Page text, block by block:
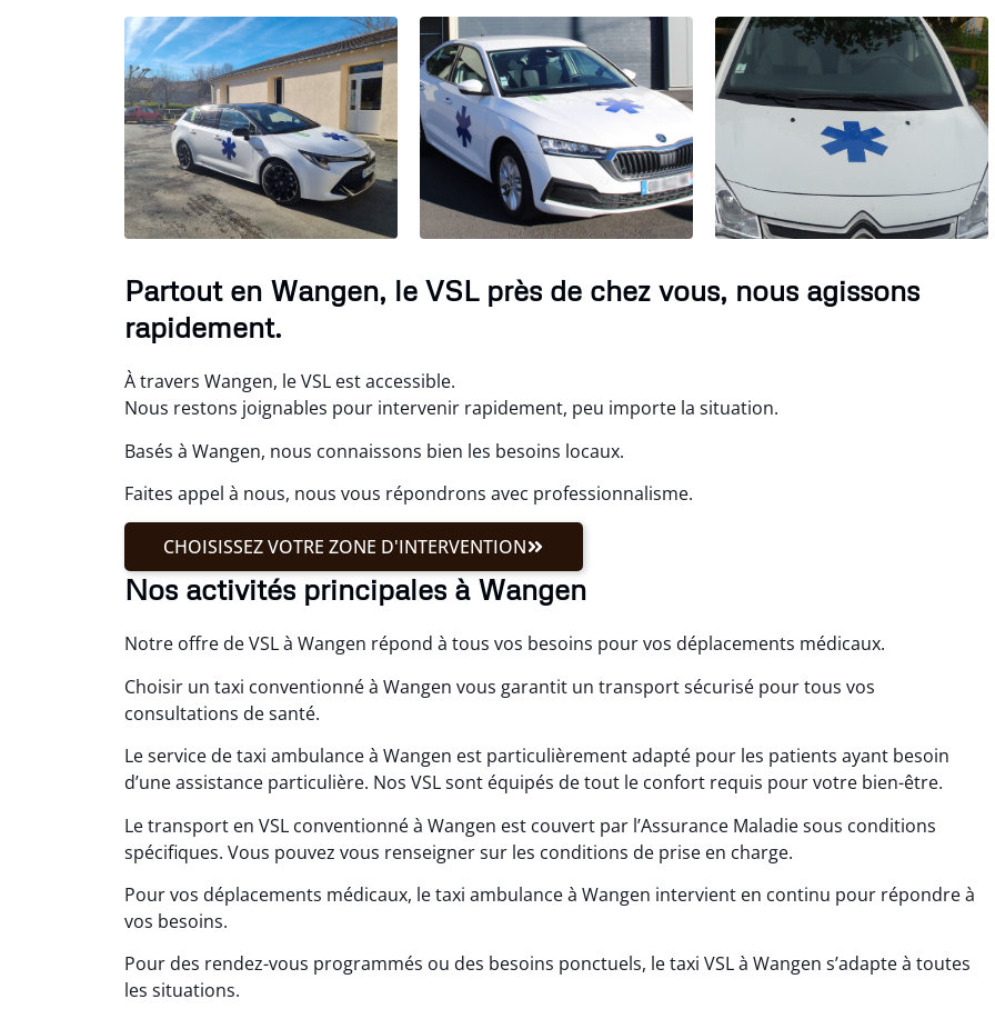
Partout en Wangen, le VSL près de chez vous, nous agissons
rapidement.
À travers Wangen, le VSL est accessible.
Nous restons joignables pour intervenir rapidement, peu importe la situation.
Basés à Wangen, nous connaissons bien les besoins locaux.
Faites appel à nous, nous vous répondrons avec professionnalisme.
CHOISISSEZ VOTRE ZONE D'INTERVENTION
Nos activités principales à Wangen
Notre offre de VSL à Wangen répond à tous vos besoins pour vos déplacements médicaux.
Choisir un taxi conventionné à Wangen vous garantit un transport sécurisé pour tous vos
consultations de santé.
Le service de taxi ambulance à Wangen est particulièrement adapté pour les patients ayant besoin
d’une assistance particulière. Nos VSL sont équipés de tout le confort requis pour votre bien-être.
Le transport en VSL conventionné à Wangen est couvert par l’Assurance Maladie sous conditions
spécifiques. Vous pouvez vous renseigner sur les conditions de prise en charge.
Pour vos déplacements médicaux, le taxi ambulance à Wangen intervient en continu pour répondre à
vos besoins.
Pour des rendez-vous programmés ou des besoins ponctuels, le taxi VSL à Wangen s’adapte à toutes
les situations.